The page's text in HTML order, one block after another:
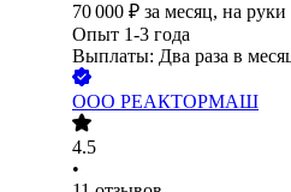
70 000 ₽ за месяц, на руки
Опыт 1-3 года
Выплаты: Два раза в
ООО РЕАКТОРМАШ
4.5
•